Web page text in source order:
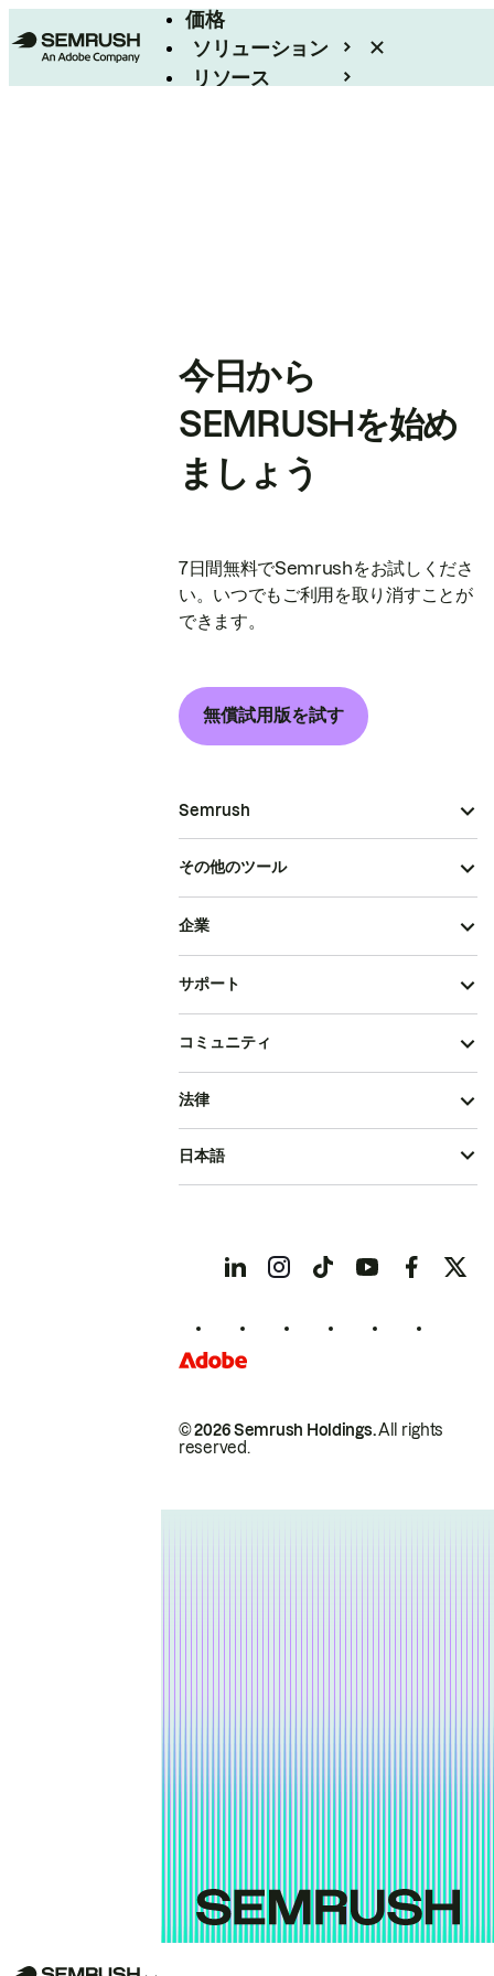
価格
ソリューション
リソース
今日から
SEMRUSHを始め
ましょう
7日間無料でSemrushをお試しくださ
い。いつでもご利用を取り消すことが
できます。
無償試用版を試す
Semrush
その他のツール
企業
サポート
コミュニティ
© 2026 Semrush Holdings.All rights
reserved.
法律
日本語